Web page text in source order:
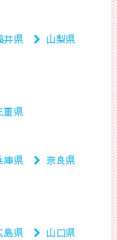
井県
山梨県
重県
庫県
奈良県
島県
山口県